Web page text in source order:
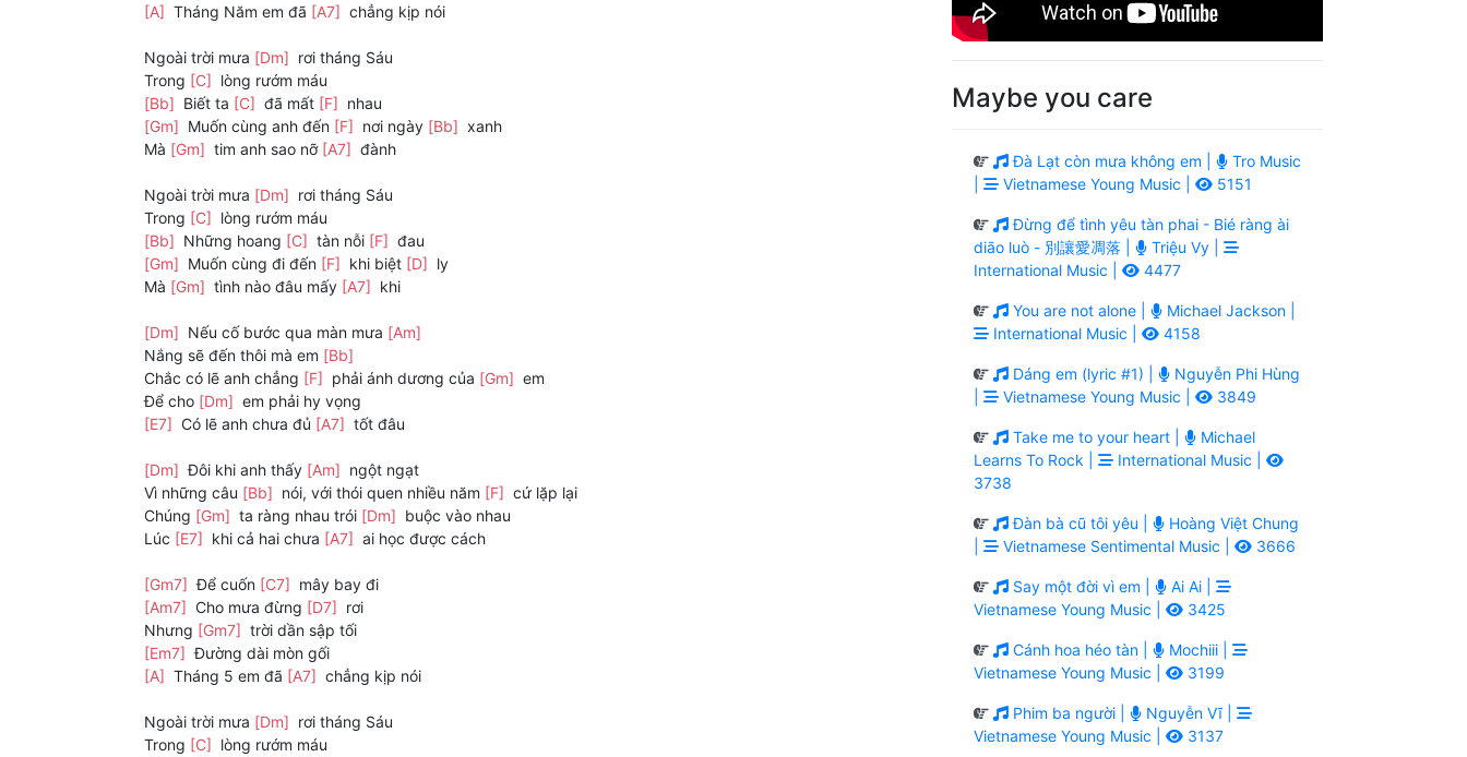
[A] Tháng Năm em đã [A7] chẳng kịp nói
Ngoài trời mưa [Dm] rơi tháng Sáu
Trong [C] lòng rướm máu
[Bb] Biết ta [C] đã mất [F] nhau
[Gm] Muốn cùng anh đến [F] nơi ngày [Bb] xanh
Mà [Gm] tim anh sao nỡ [A7] đành
Ngoài trời mưa [Dm] rơi tháng Sáu
Trong [C] lòng rướm máu
[Bb] Những hoang [C] tàn nỗi [F] đau
[Gm] Muốn cùng đi đến [F] khi biệt [D] ly
Mà [Gm] tình nào đâu mấy [A7] khi
[Dm] Nếu cố bước qua màn mưa [Am]
Nắng sẽ đến thôi mà em [Bb]
Chắc có lẽ anh chẳng [F] phải ánh dương của [Gm] em
Để cho [Dm] em phải hy vọng
[E7] Có lẽ anh chưa đủ [A7] tốt đâu
[Dm] Đôi khi anh thấy [Am] ngột ngạt
Vì những câu [Bb] nói, với thói quen nhiều năm [F] cứ lặp lại
Chúng [Gm] ta ràng nhau trói [Dm] buộc vào nhau
Lúc [E7] khi cả hai chưa [A7] ai học được cách
[Gm7] Để cuốn [C7] mây bay đi
[Am7] Cho mưa đừng [D7] rơi
Nhưng [Gm7] trời dần sập tối
[Em7] Đường dài mòn gối
[A] Tháng 5 em đã [A7] chẳng kịp nói
Ngoài trời mưa [Dm] rơi tháng Sáu
Trong [C] lòng rướm máu
Maybe you care
Đà Lạt còn mưa không em |
Tro Music
Vietnamese Young Music | 5151
Đừng để tình yêu tàn phai - Bié ràng ài
diāo luò - 別讓愛凋落 |
Triệu Vy |
International Music |
4477
You are not alone |
Michael Jackson |
International Music |
4158
Dáng em (lyric #1) |
Nguyễn Phi Hùng
Vietnamese Young Music | 3849
Take me to your heart |
Michael
Learns To Rock |
International Music |
3738
Đàn bà cũ tôi yêu |
Hoàng Việt Chung
Vietnamese Sentimental Music | 3666
Say một đời vì em |
Ai Ai |
Vietnamese Young Music |
3425
Cánh hoa héo tàn |
Mochiii |
Vietnamese Young Music |
3199
Phim ba người |
Nguyễn Vĩ |
Vietnamese Young Music |
3137